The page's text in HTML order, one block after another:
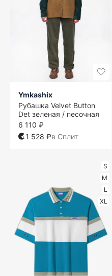
Ymkashix
Рубашка Velvet Button
Det зеленая / песочная
6 110 ₽
1 528 ₽в Сплит
S
M
L
XL